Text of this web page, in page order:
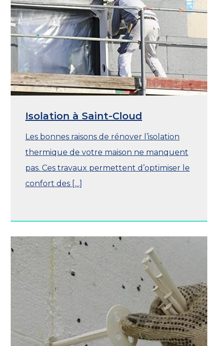
Isolation à Saint-Cloud
Les bonnes raisons de rénover l’isolation
thermique de votre maison ne manquent
pas. Ces travaux permettent d’optimiser le
confort des […]